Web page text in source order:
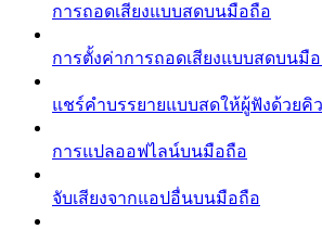
การถอดเสียงแบบสดบนมือถือ
การตั้งค่าการถอดเสียงแบบสดบนมื
แชร์คำบรรยายแบบสดให้ผู้ฟังด้วยคิ
การแปลออฟไลน์บนมือถือ
จับเสียงจากแอปอื่นบนมือถือ